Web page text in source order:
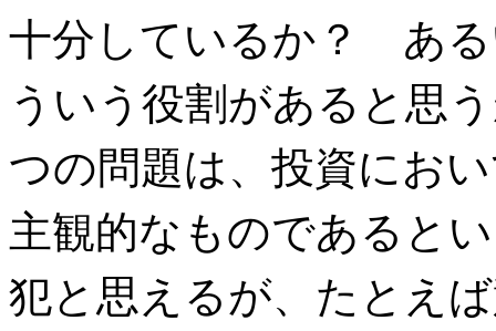
十分しているか？ ある
ういう役割があると思
つの問題は、投資にお
主観的なものであると
犯と思えるが、たとえ